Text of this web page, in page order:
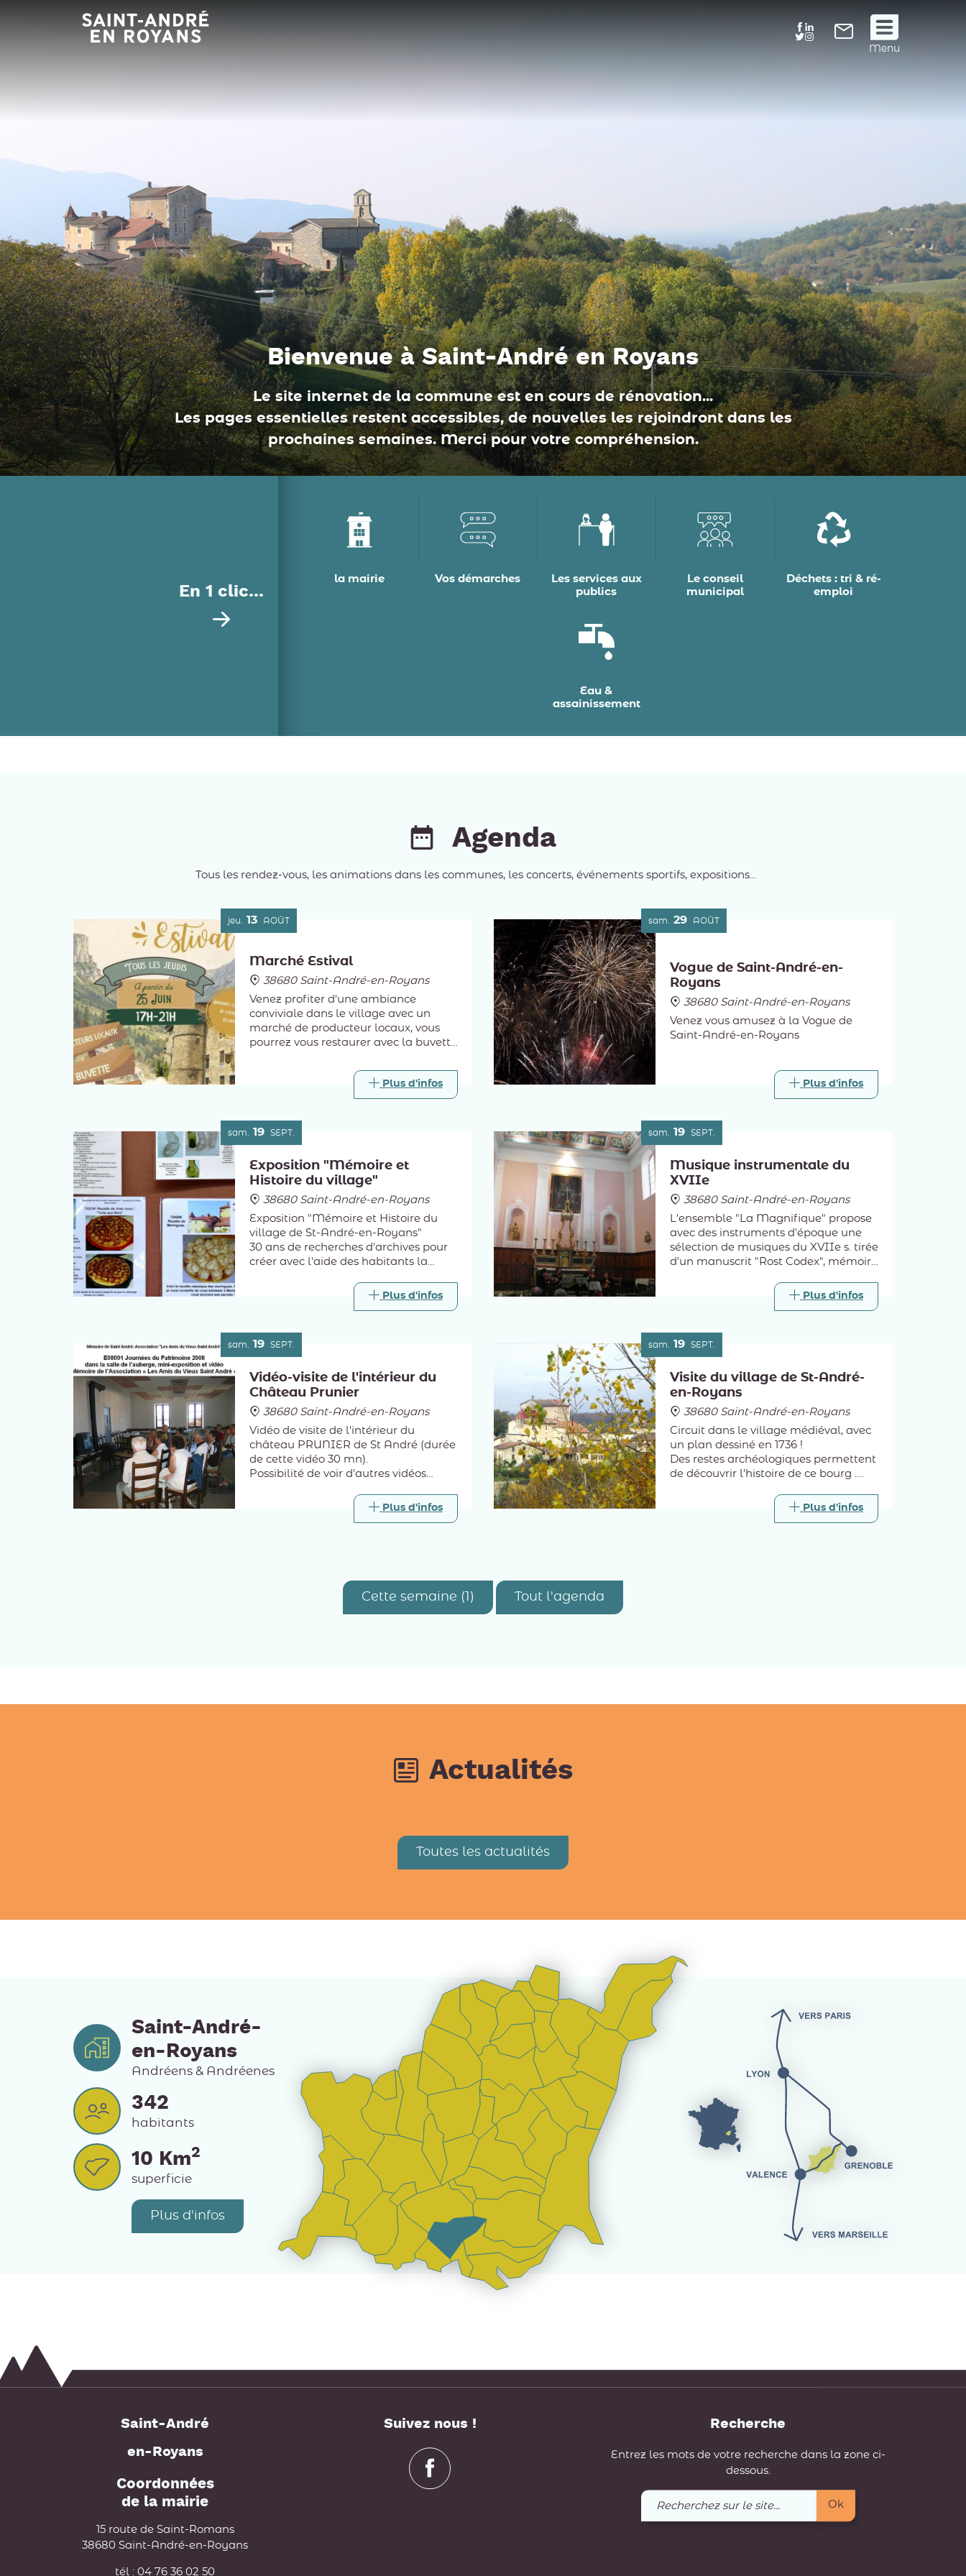
Menu
Bienvenue à Saint-André en Royans
Le site internet de la commune est en cours de rénovation...
Les pages essentielles restent accessibles, de nouvelles les rejoindront dans les
prochaines semaines. Merci pour votre compréhension.
En 1 clic...
la mairie Vos démarches
Les services aux
publics
Le conseil
municipal
Déchets : tri & ré-
emploi
Eau &
assainissement
Agenda
Tous les rendez-vous, les animations dans les communes, les concerts, événements sportifs, expositions...
jeu. 13 AOÛT
Marché Estival
38680 Saint-André-en-Royans
Venez profiter d'une ambiance
conviviale dans le village avec un
marché de producteur locaux, vous
pourrez vous restaurer avec la buvette
Plus d'infos
sam. 29 AOÛT
Vogue de Saint-André-en-
Royans
38680 Saint-André-en-Royans
Venez vous amusez à la Vogue de
Saint-André-en-Royans
Plus d'infos
sam. 19 SEPT.
Exposition "Mémoire et
Histoire du village"
38680 Saint-André-en-Royans
Exposition "Mémoire et Histoire du
village de St-André-en-Royans"
30 ans de recherches d'archives pour
créer avec l'aide des habitants la
Plus d'infos
sam. 19 SEPT.
Musique instrumentale du
XVIIe
38680 Saint-André-en-Royans
L'ensemble "La Magnifique" propose
avec des instruments d'époque une
sélection de musiques du XVIIe s. tirée
d'un manuscrit "Rost Codex", mémoire
oreilles des Peuples de l'Empire
Plus d'infos
sam. 19 SEPT.
Vidéo-visite de l'intérieur du
Château Prunier
38680 Saint-André-en-Royans
Vidéo de visite de l'intérieur du
château PRUNIER de St André (durée
de cette vidéo 30 mn).
Possibilité de voir d'autres vidéos
Justes, survol de St-André parPlus d'infos
sam. 19 SEPT.
Visite du village de St-André-
en-Royans
38680 Saint-André-en-Royans
Circuit dans le village médiéval, avec
un plan dessiné en 1736 !
Des restes archéologiques permettent
de découvrir l'histoire de ce bourg .
Monuments Historiques, son plafond
Plus d'infos
Cette semaine (1) Tout l'agenda
Actualités
Toutes les actualités
Saint-André-
en-Royans
Andréens & Andréenes
342
habitants
10 Km2
superficie
Plus d'infos
Saint-André
en-Royans
Coordonnées
de la mairie
15 route de Saint-Romans
38680 Saint-André-en-Royans
tél : 04 76 36 02 50
Suivez nous ! Recherche
Entrez les mots de votre recherche dans la zone ci-
dessous.
Recherchez
sur
Ok